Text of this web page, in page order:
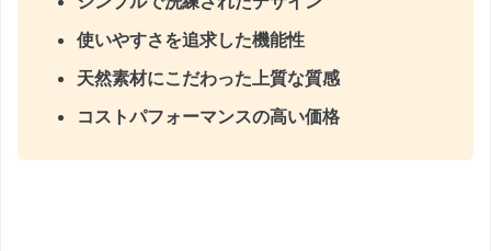
使いやすさを追求した機能性
天然素材にこだわった上質な質感
コストパフォーマンスの高い価格